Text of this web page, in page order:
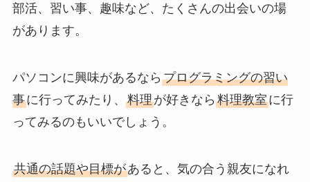
部活、習い事、趣味など、たくさんの出会いの場
があります。
パソコンに興味があるなら プログラミングの習い
事に行ってみたり、 料理が好きなら 料理教室に行
ってみるのもいいでしょう。
共通の話題や目標があると、気の合う親友になれ